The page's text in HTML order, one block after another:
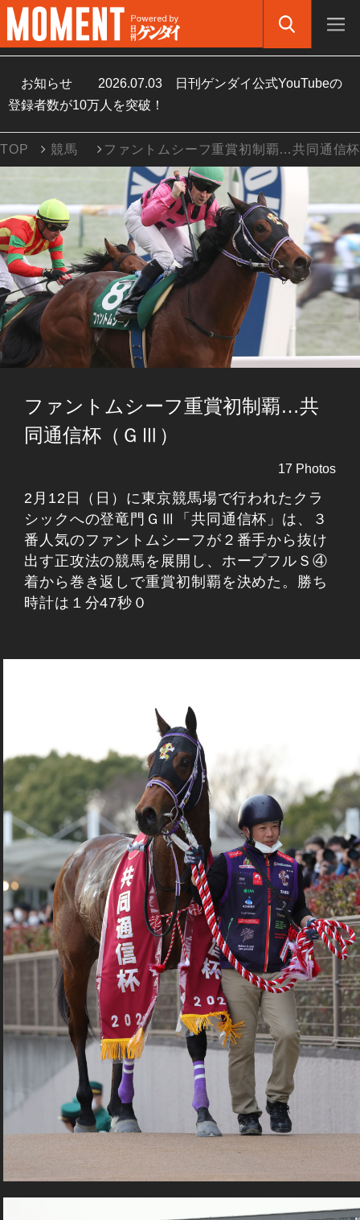
お知らせ 2026.07.03
日刊ゲンダイ公式YouTubeの
登録者数が10万人を突破！
TOP 競馬 ファントムシーフ重賞初制覇…共同通信
ファントムシーフ重賞初制覇…共
同通信杯（ＧⅢ）
17 Photos
2月12日（日）に東京競馬場で行われたクラ
シックへの登竜門ＧⅢ「共同通信杯」は、３
番人気のファントムシーフが２番手から抜け
出す正攻法の競馬を展開し、ホープフルＳ④
着から巻き返しで重賞初制覇を決めた。勝ち
時計は１分47秒０